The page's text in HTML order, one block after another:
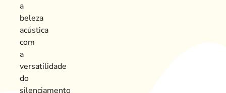
a
beleza
acústica
com
a
versatilidade
do
silenciamento